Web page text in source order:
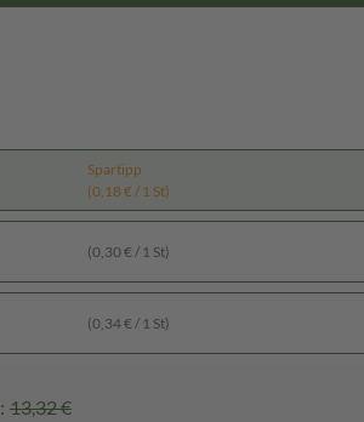
Spartipp
(0,18 € / 1 St)
(0,30 € / 1 St)
(0,34 € / 1 St)
13,32 €